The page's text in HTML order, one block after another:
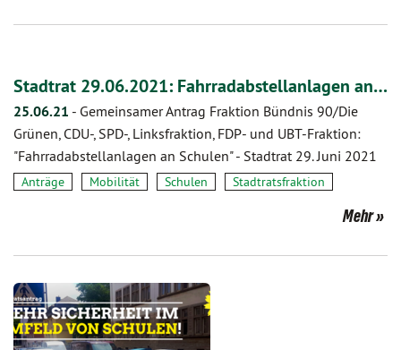
Stadtrat 29.06.2021: Fahrradabstellanlagen an…
25.06.21 - Gemeinsamer Antrag Fraktion Bündnis 90/Die
Grünen, CDU-, SPD-, Linksfraktion, FDP- und UBT-Fraktion:
"Fahrradabstellanlagen an Schulen" - Stadtrat 29. Juni 2021
Anträge Mobilität Schulen Stadtratsfraktion
Mehr